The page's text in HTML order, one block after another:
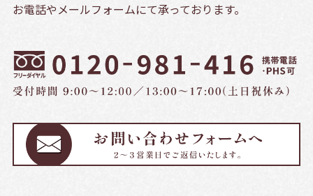
お電話やメールフォームにて承っております。